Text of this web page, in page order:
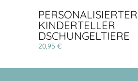
PERSONALISIERTER
KINDERTELLER
DSCHUNGELTIERE
20,95 €